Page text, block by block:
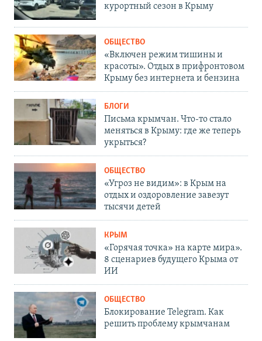
курортный сезон в Крыму
ОБЩЕСТВО
«Включен режим тишины и
красоты». Отдых в прифронтовом
Крыму без интернета и бензина
БЛОГИ
Письма крымчан. Что-то стало
меняться в Крыму: где же теперь
укрыться?
ОБЩЕСТВО
«Угроз не видим»: в Крым на
отдых и оздоровление завезут
тысячи детей
КРЫМ
«Горячая точка» на карте мира».
8 сценариев будущего Крыма от
ИИ
ОБЩЕСТВО
Блокирование Telegram. Как
решить проблему крымчанам